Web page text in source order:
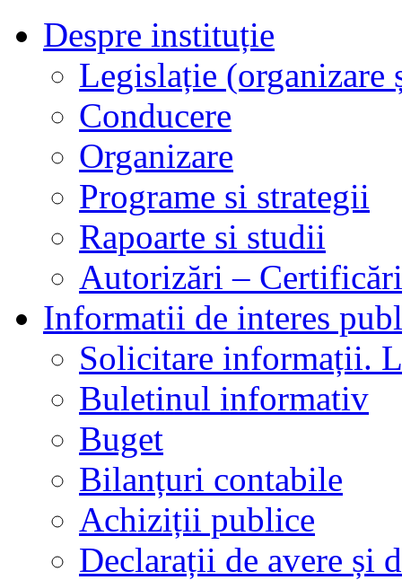
Despre instituție
Legislație
Conducere
Organizare
Programe si strategii
Rapoarte si studii
Autorizări –
Informatii de interes
Solicitare informații.
Buletinul informativ
Buget
Bilanțuri contabile
Achiziții publice
Declarații de avere și